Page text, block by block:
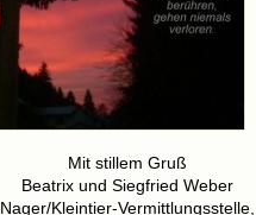
Mit stillem Gruß
Beatrix und Siegfried Weber
Nager/Kleintier-Vermittlungsstelle,